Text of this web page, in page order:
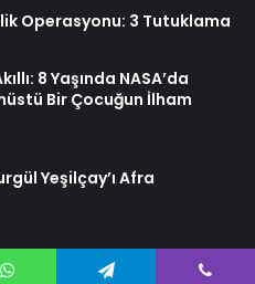
Operasyonu: 3 Tutuklama
8 Yaşında NASA’da
Bir Çocuğun İlham
Yeşilçay’ı Afra